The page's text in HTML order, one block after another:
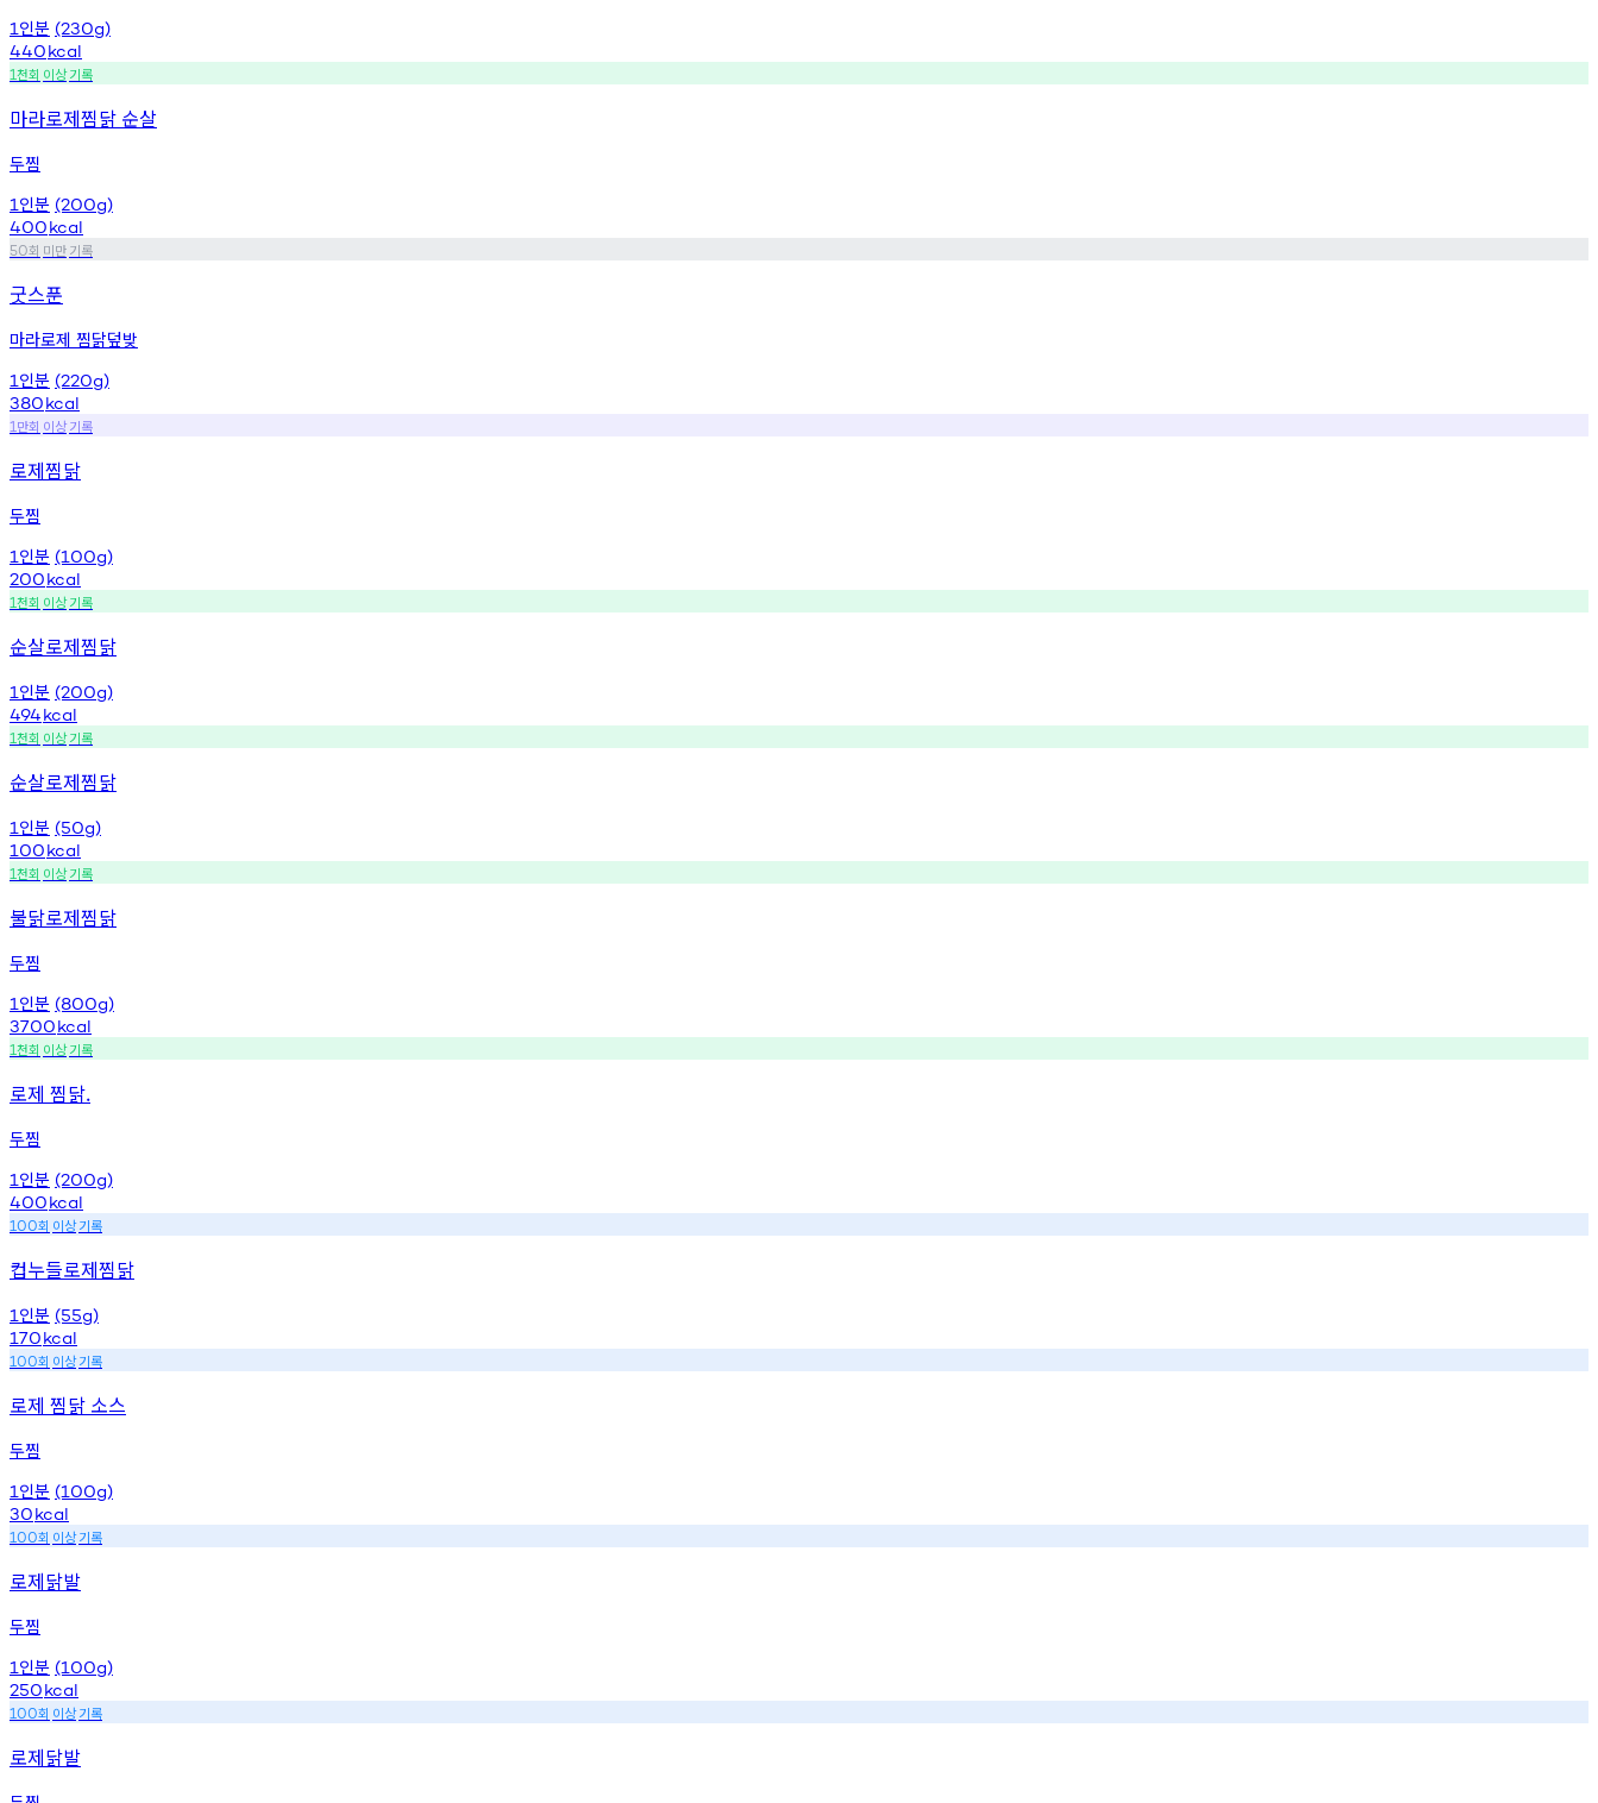
1 인분 (230g)
440kcal
1천회 이상기록
마라로제찜닭 순살
두찜
1 인분 (200g)
400kcal
50회 미만기록
굿스푼
마라로제 찜닭덮밪
1 인분 (220g)
380kcal
1 만회 이상기록
로제찜닭
두찜
1 인분 (100g)
200kcal
1천회 이상기록
순살로제찜닭
1 인분 (200g)
494kcal
1천회 이상기록
순살로제찜닭
1 인분 (50g)
100kcal
1천회 이상기록
불닭로제찜닭
두찜
1 인분 (800g)
3700kcal
1천회 이상기록
로제 찜닭.
두찜
1 인분 (200g)
400kcal
100회 이상기록
컵누들로제찜닭
1 인분 (55g)
170kcal
100회 이상기록
로제 찜닭 소스
두찜
1 인분 (100g)
30kcal
100회 이상기록
로제닭발
두찜
1 인분 (100g)
250kcal
100회 이상기록
로제닭발